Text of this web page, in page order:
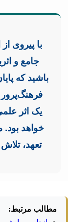
با پیروی
جامع و
باشید که
یک اثر
خواهد
تعهد،
مطالب مرتبط: